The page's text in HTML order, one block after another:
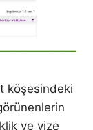
köşesindeki
ve vize